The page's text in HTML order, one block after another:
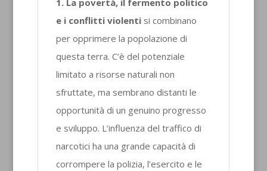
1. La povertà, il fermento politico
e i conflitti violenti si combinano
per opprimere la popolazione di
questa terra. C’è del potenziale
limitato a risorse naturali non
sfruttate, ma sembrano distanti le
opportunità di un genuino progresso
e sviluppo. L’influenza del traffico di
narcotici ha una grande capacità di
corrompere la polizia, l’esercito e le